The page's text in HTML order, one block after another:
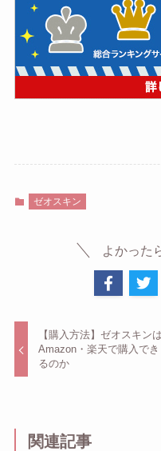
ゼオスキン
よかった
【購入方法】ゼオスキンは
Amazon・楽天で購入でき
るのか
関連記事